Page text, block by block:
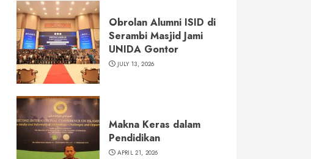
Obrolan Alumni ISID di
Serambi Masjid Jami
UNIDA Gontor
JULY 13, 2026
Makna Keras dalam
Pendidikan
APRIL 21, 2026